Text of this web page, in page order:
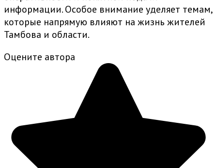
информации. Особое внимание уделяет темам,
которые напрямую влияют на жизнь жителей
Тамбова и области.
Оцените автора